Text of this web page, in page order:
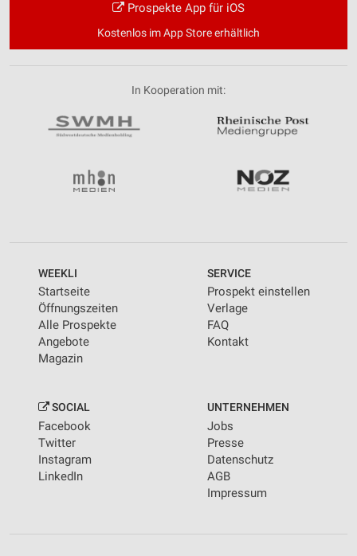
Prospekte App für iOS
Kostenlos im App Store erhältlich
In Kooperation mit:
WEEKLI
Startseite
Öffnungszeiten
Alle Prospekte
Angebote
Magazin
SERVICE
Prospekt einstellen
Verlage
FAQ
Kontakt
SOCIAL
Facebook
Twitter
Instagram
LinkedIn
UNTERNEHMEN
Jobs
Presse
Datenschutz
AGB
Impressum